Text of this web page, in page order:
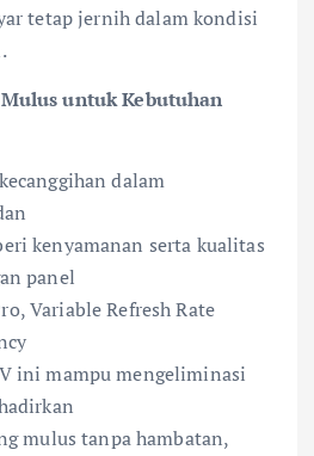
tetap jernih dalam kondisi
untuk Kebutuhan
dalam
kenyamanan serta kualitas
panel
Variable Refresh Rate
ini mampu mengeliminasi
mulus tanpa hambatan,